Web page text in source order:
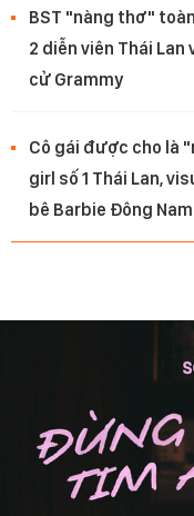
BST "nàng thơ"
2 diễn viên Thái
cử Grammy
Cô gái được cho là
girl số 1 Thái Lan,
bê Barbie Đông